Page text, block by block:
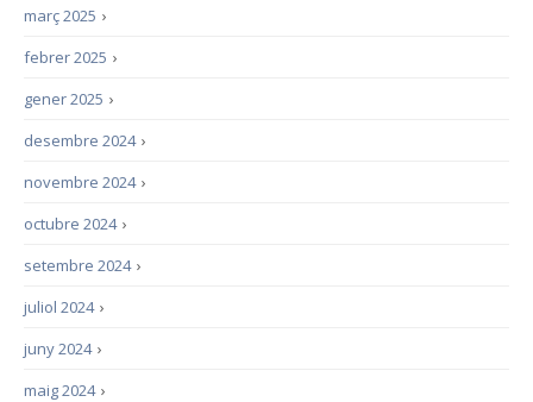
›
març 2025
›
febrer 2025
›
gener 2025
›
desembre 2024
›
novembre 2024
›
octubre 2024
›
setembre 2024
›
juliol 2024
›
juny 2024
›
maig 2024